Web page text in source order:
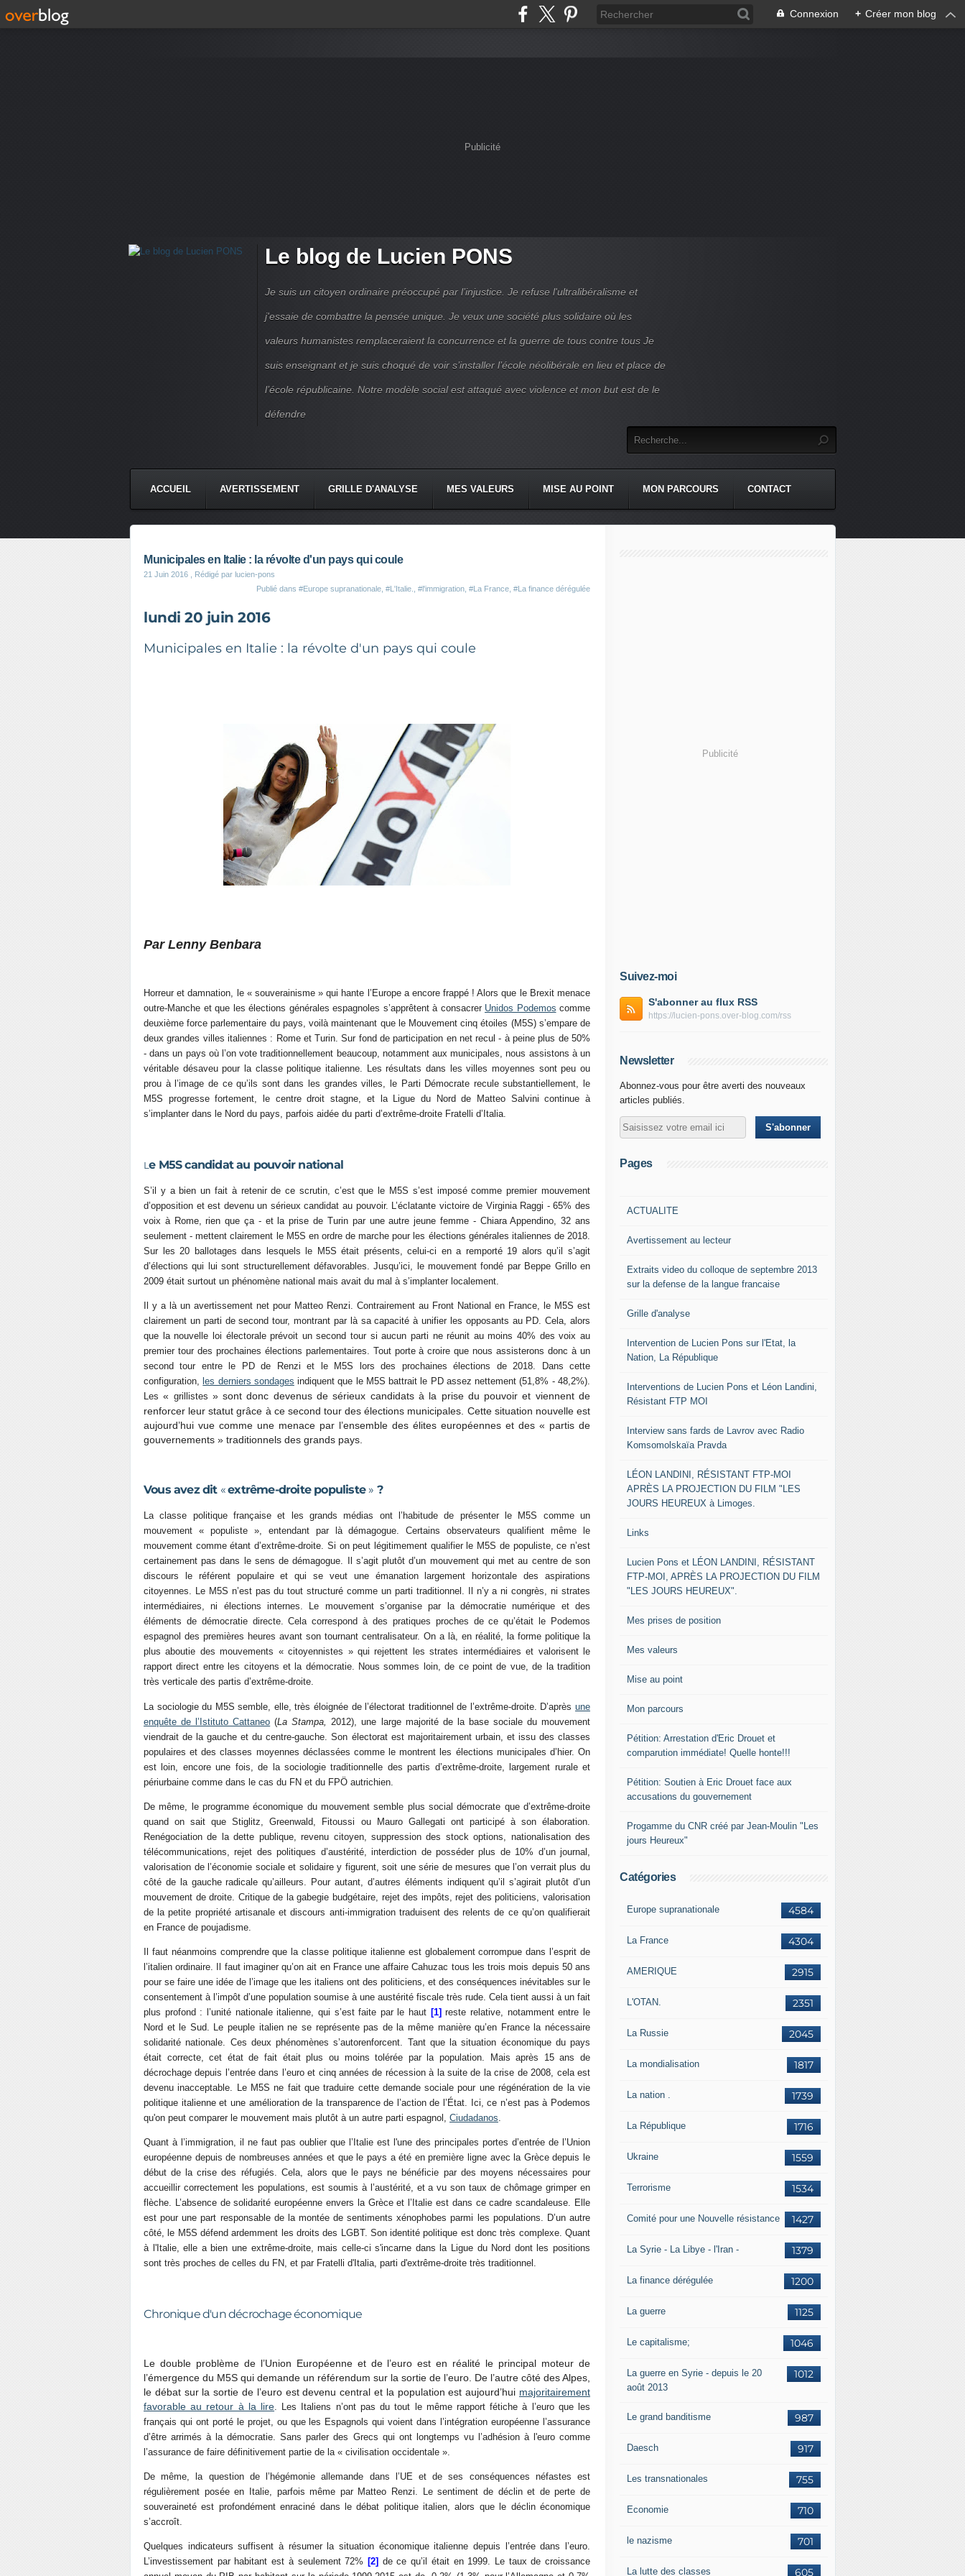
Connexion + Créer mon blog
Publicité
Le blog de Lucien PONS
Je suis un citoyen ordinaire préoccupé par l’injustice. Je refuse l'ultralibéralisme et
j'essaie de combattre la pensée unique. Je veux une société plus solidaire où les
valeurs humanistes remplaceraient la concurrence et la guerre de tous contre tous Je
suis enseignant et je suis choqué de voir s’installer l’école néolibérale en lieu et place de
l’école républicaine. Notre modèle social est attaqué avec violence et mon but est de le
défendre
ACCUEIL AVERTISSEMENT GRILLE D'ANALYSE MES VALEURS MISE AU POINT MON PARCOURS CONTACT
Municipales en Italie : la révolte d'un pays qui coule
21 Juin 2016 , Rédigé par lucien-pons
Publié dans #Europe supranationale #L'Italie. #l'immigration #La France #La finance dérégulée
lundi 20 juin 2016
Municipales en Italie : la révolte d'un pays qui coule
Par Lenny Benbara
Horreur et damnation, le « souverainisme » qui hante l’Europe a encore frappé ! Alors que le Brexit menace
outre-Manche et que les élections générales espagnoles s’apprêtent à consacrer Unidos Podemos comme
deuxième force parlementaire du pays, voilà maintenant que le Mouvement cinq étoiles (M5S) s’empare de
deux grandes villes italiennes : Rome et Turin. Sur fond de participation en net recul - à peine plus de 50%
- dans un pays où l’on vote traditionnellement beaucoup, notamment aux municipales, nous assistons à un
véritable désaveu pour la classe politique italienne. Les résultats dans les villes moyennes sont peu ou
prou à l’image de ce qu’ils sont dans les grandes villes, le Parti Démocrate recule substantiellement, le
M5S progresse fortement, le centre droit stagne, et la Ligue du Nord de Matteo Salvini continue à
s’implanter dans le Nord du pays, parfois aidée du parti d’extrême-droite Fratelli d’Italia.
Le M5S candidat au pouvoir national
S’il y a bien un fait à retenir de ce scrutin, c’est que le M5S s’est imposé comme premier mouvement
d’opposition et est devenu un sérieux candidat au pouvoir. L’éclatante victoire de Virginia Raggi - 65% des
voix à Rome, rien que ça - et la prise de Turin par une autre jeune femme - Chiara Appendino, 32 ans
seulement - mettent clairement le M5S en ordre de marche pour les élections générales italiennes de 2018.
Sur les 20 ballotages dans lesquels le M5S était présents, celui-ci en a remporté 19 alors qu’il s’agit
d’élections qui lui sont structurellement défavorables. Jusqu’ici, le mouvement fondé par Beppe Grillo en
2009 était surtout un phénomène national mais avait du mal à s’implanter localement.
Il y a là un avertissement net pour Matteo Renzi. Contrairement au Front National en France, le M5S est
clairement un parti de second tour, montrant par là sa capacité à unifier les opposants au PD. Cela, alors
que la nouvelle loi électorale prévoit un second tour si aucun parti ne réunit au moins 40% des voix au
premier tour des prochaines élections parlementaires. Tout porte à croire que nous assisterons donc à un
second tour entre le PD de Renzi et le M5S lors des prochaines élections de 2018. Dans cette
configuration,
les derniers sondages indiquent que le M5S battrait le PD assez nettement (51,8% - 48,2%).
Les« grillistes » sont donc devenus de sérieux candidats à la prise du pouvoir et viennent de
renforcer leur statut grâce à ce second tour des élections municipales. Cette situation nouvelle est
aujourd’hui vue comme une menace par l’ensemble des élites européennes et des « partis de
gouvernements » traditionnels des grands pays.
Vous avez dit «extrême-droite populiste » ?
La classe politique française et les grands médias ont l’habitude de présenter le M5S comme un
mouvement « populiste », entendant par là démagogue. Certains observateurs qualifient même le
mouvement comme étant d’extrême-droite. Si on peut légitimement qualifier le M5S de populiste, ce n’est
certainement pas dans le sens de démagogue. Il s’agit plutôt d’un mouvement qui met au centre de son
discours le référent populaire et qui se veut une émanation largement horizontale des aspirations
citoyennes. Le M5S n’est pas du tout structuré comme un parti traditionnel. Il n’y a ni congrès, ni strates
intermédiaires, ni élections internes. Le mouvement s’organise par la démocratie numérique et des
éléments de démocratie directe. Cela correspond à des pratiques proches de ce qu’était le Podemos
espagnol des premières heures avant son tournant centralisateur. On a là, en réalité, la forme politique la
plus aboutie des mouvements « citoyennistes » qui rejettent les strates intermédiaires et valorisent le
rapport direct entre les citoyens et la démocratie. Nous sommes loin, de ce point de vue, de la tradition
très verticale des partis d’extrême-droite.
La sociologie du M5S semble, elle, très éloignée de l’électorat traditionnel de l’extrême-droite. D’après une
enquête de l’Istituto Cattaneo (La Stampa, 2012), une large majorité de la base sociale du mouvement
viendrait de la gauche et du centre-gauche. Son électorat est majoritairement urbain, et issu des classes
populaires et des classes moyennes déclassées comme le montrent les élections municipales d’hier. On
est loin, encore une fois, de la sociologie traditionnelle des partis d’extrême-droite, largement rurale et
périurbaine comme dans le cas du FN et du FPÖ autrichien.
De même, le programme économique du mouvement semble plus social démocrate que d’extrême-droite
quand on sait que Stiglitz, Greenwald, Fitoussi ou Mauro Gallegati ont participé à son élaboration.
Renégociation de la dette publique, revenu citoyen, suppression des stock options, nationalisation des
télécommunications, rejet des politiques d’austérité, interdiction de posséder plus de 10% d’un journal,
valorisation de l’économie sociale et solidaire y figurent, soit une série de mesures que l’on verrait plus du
côté de la gauche radicale qu’ailleurs. Pour autant, d’autres éléments indiquent qu’il s’agirait plutôt d’un
mouvement de droite. Critique de la gabegie budgétaire, rejet des impôts, rejet des politiciens, valorisation
de la petite propriété artisanale et discours anti-immigration traduisent des relents de ce qu’on qualifierait
en France de poujadisme.
Il faut néanmoins comprendre que la classe politique italienne est globalement corrompue dans l’esprit de
l’italien ordinaire. Il faut imaginer qu’on ait en France une affaire Cahuzac tous les trois mois depuis 50 ans
pour se faire une idée de l’image que les italiens ont des politiciens, et des conséquences inévitables sur le
consentement à l’impôt d’une population soumise à une austérité fiscale très rude. Cela tient aussi à un fait
plus profond : l’unité nationale italienne, qui s’est faite par le haut [1] reste relative, notamment entre le
Nord et le Sud. Le peuple italien ne se représente pas de la même manière qu’en France la nécessaire
solidarité nationale. Ces deux phénomènes s’autorenforcent. Tant que la situation économique du pays
était correcte, cet état de fait était plus ou moins tolérée par la population. Mais après 15 ans de
décrochage depuis l’entrée dans l’euro et cinq années de récession à la suite de la crise de 2008, cela est
devenu inacceptable. Le M5S ne fait que traduire cette demande sociale pour une régénération de la vie
politique italienne et une amélioration de la transparence de l’action de l’État. Ici, ce n’est pas à Podemos
qu'on peut comparer le mouvement mais plutôt à un autre parti espagnol, Ciudadanos.
Quant à l’immigration, il ne faut pas oublier que l’Italie est l'une des principales portes d’entrée de l’Union
européenne depuis de nombreuses années et que le pays a été en première ligne avec la Grèce depuis le
début de la crise des réfugiés. Cela, alors que le pays ne bénéficie par des moyens nécessaires pour
accueillir correctement les populations, est soumis à l’austérité, et a vu son taux de chômage grimper en
flèche. L’absence de solidarité européenne envers la Grèce et l’Italie est dans ce cadre scandaleuse. Elle
est pour une part responsable de la montée de sentiments xénophobes parmi les populations. D’un autre
côté, le M5S défend ardemment les droits des LGBT. Son identité politique est donc très complexe. Quant
à l'Italie, elle a bien une extrême-droite, mais celle-ci s'incarne dans la Ligue du Nord dont les positions
sont très proches de celles du FN, et par Fratelli d'Italia, parti d'extrême-droite très traditionnel.
Chronique d'un décrochage économique
Le double problème de l’Union Européenne et de l’euro est en réalité le principal moteur de
l’émergence du M5S qui demande un référendum sur la sortie de l’euro. De l’autre côté des Alpes,
le débat sur la sortie de l’euro est devenu central et la population est aujourd’hui majoritairement
favorable au retour à la lire
Les Italiens n’ont pas du tout le même rapport fétiche à l’euro que les
français qui ont porté le projet, ou que les Espagnols qui voient dans l’intégration européenne l’assurance
d’être arrimés à la démocratie. Sans parler des Grecs qui ont longtemps vu l’adhésion à l'euro comme
l’assurance de faire définitivement partie de la « civilisation occidentale ».
De même, la question de l’hégémonie allemande dans l’UE et de ses conséquences néfastes est
régulièrement posée en Italie, parfois même par Matteo Renzi. Le sentiment de déclin et de perte de
souveraineté est profondément enraciné dans le débat politique italien, alors que le déclin économique
s’accroît.
Quelques indicateurs suffisent à résumer la situation économique italienne depuis l’entrée dans l’euro.
L’investissement par habitant est à seulement 72% [2] de ce qu’il était en 1999. Le taux de croissance
Publicité
Suivez-moi
S'abonner au flux RSS
https://lucien-pons.over-blog.com/rss
Newsletter
Abonnez-vous pour être averti des nouveaux
articles publiés.
Pages
ACTUALITE
Avertissement au lecteur
Extraits video du colloque de septembre 2013
sur la defense de la langue francaise
Grille d'analyse
Intervention de Lucien Pons sur l'Etat, la
Nation, La République
Interventions de Lucien Pons et Léon Landini,
Résistant FTP MOI
Interview sans fards de Lavrov avec Radio
Komsomolskaïa Pravda
LÉON LANDINI, RÉSISTANT FTP-MOI
APRÈS LA PROJECTION DU FILM "LES
JOURS HEUREUX à Limoges.
Links
Lucien Pons et LÉON LANDINI, RÉSISTANT
FTP-MOI, APRÈS LA PROJECTION DU FILM
"LES JOURS HEUREUX".
Mes prises de position
Mes valeurs
Mise au point
Mon parcours
Pétition: Arrestation d'Eric Drouet et
comparution immédiate! Quelle honte!!!
Pétition: Soutien à Eric Drouet face aux
accusations du gouvernement
Progamme du CNR créé par Jean-Moulin "Les
jours Heureux"
Catégories
4584
Europe supranationale
4304
La France
2915
AMERIQUE
2351
L'OTAN.
2045
La Russie
1817
La mondialisation
1739
La nation .
1716
La République
1559
Ukraine
1534
Terrorisme
1427
Comité pour une Nouvelle résistance
1379
La Syrie - La Libye - l'Iran -
1200
La finance dérégulée
1125
La guerre
1046
Le capitalisme;
1012
La guerre en Syrie - depuis le 20
août 2013
987
Le grand banditisme
917
Daesch
755
Les transnationales
710
Economie
701
le nazisme
605
La lutte des classes